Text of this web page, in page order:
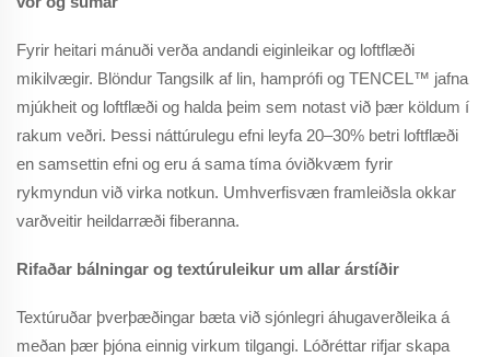
Fyrir heitari mánuði verða andandi eiginleikar og loftflæði
mikilvægir. Blöndur Tangsilk af lin, hamprófi og TENCEL™ jafna
mjúkheit og loftflæði og halda þeim sem notast við þær köldum í
rakum veðri. Þessi náttúrulegu efni leyfa 20–30% betri loftflæði
en samsettin efni og eru á sama tíma óviðkvæm fyrir
rykmyndun við virka notkun. Umhverfisvæn framleiðsla okkar
varðveitir heildarræði fiberanna.
Rifaðar bálningar og textúruleikur um allar árstíðir
Textúruðar þverþæðingar bæta við sjónlegri áhugaverðleika á
meðan þær þjóna einnig virkum tilgangi. Lóðréttar rifjar skapa